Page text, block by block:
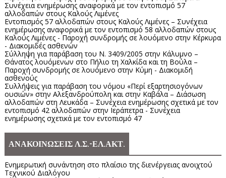
Συνέχεια ενημέρωσης αναφορικά με τον εντοπισμό 57
αλλοδαπών στους Καλούς Λιμένες
Εντοπισμός 57 αλλοδαπών στους Καλούς Λιμένες – Συνέχεια
ενημέρωσης αναφορικά με τον εντοπισμό 58 αλλοδαπών στους
Καλούς Λιμένες - Παροχή συνδρομής σε λουόμενο στην Κέρκυρα
- Διακομιδές ασθενών
Σύλληψη για παράβαση του Ν. 3409/2005 στην Κάλυμνο –
Θάνατος λουόμενων στο Πήλιο τη Χαλκίδα και τη Βούλα –
Παροχή συνδρομής σε λουόμενο στην Κύμη - Διακομιδή
ασθενούς
Συλλήψεις για παράβαση του νόμου «Περί εξαρτησιογόνων
ουσιών» στην Αλεξανδρούπολη και στην Καβάλα – Διάσωση
αλλοδαπών στη Λευκάδα – Συνέχεια ενημέρωσης σχετικά με τον
εντοπισμό 42 αλλοδαπών στην Ιεράπετρα - Συνέχεια
ενημέρωσης σχετικά με τον εντοπισμό 47
ΑΝΑΚΟΙΝΩΣΕΙΣ Λ.Σ.-ΕΛ.ΑΚΤ.
Ενημερωτική συνάντηση στο πλαίσιο της διενέργειας ανοιχτού
Τεχνικού Διαλόγου